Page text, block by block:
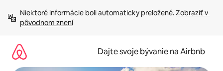
obsah.
Niektoré informácie boli automaticky preložené. Zobraziť v
pôvodnom znení
Dajte svoje bývanie na Airbnb